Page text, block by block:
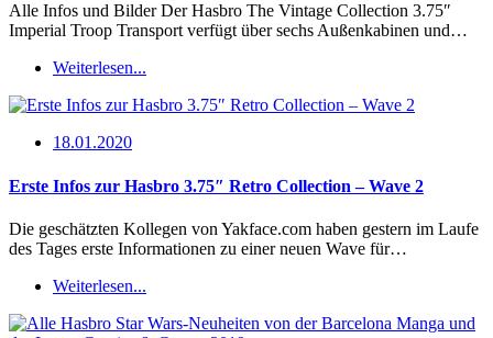
Alle Infos und Bilder Der Hasbro The Vintage Collection 3.75″
Imperial Troop Transport verfügt über sechs Außenkabinen und…
Weiterlesen...
18.01.2020
Erste Infos zur Hasbro 3.75″ Retro Collection – Wave 2
Die geschätzten Kollegen von Yakface.com haben gestern im Laufe
des Tages erste Informationen zu einer neuen Wave für…
Weiterlesen...